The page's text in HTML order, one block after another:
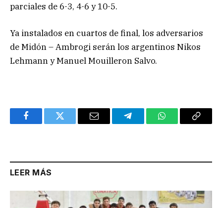
parciales de 6-3, 4-6 y 10-5.
Ya instalados en cuartos de final, los adversarios
de Midón – Ambrogi serán los argentinos Nikos
Lehmann y Manuel Mouilleron Salvo.
FacebookTwitter Email TelegramWhatsAppCopy
LEER MÁS